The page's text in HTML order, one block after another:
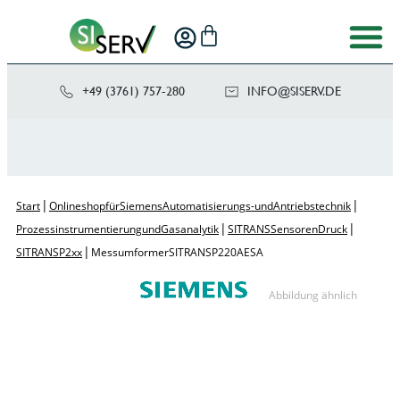
+49 (3761) 757-280 ED.VRE
SIS@OF
NI
Start | Onlineshop für Siemens Automatisierungs- und Antriebstechnik |
Prozessinstrumentierung und Gasanalytik | SITRANS Sensoren Druck |
SITRANS P2xx | Messumformer SITRANS P220 AESA
Abbildung ähnlich